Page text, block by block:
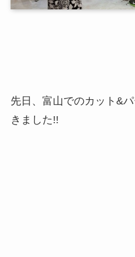
先日、富山でのカット&
きました!!